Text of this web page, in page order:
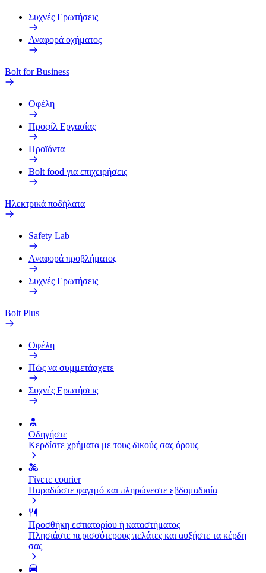
Συχνές Ερωτήσεις
Αναφορά οχήματος
Bolt for Business
Οφέλη
Προφίλ Εργασίας
Προϊόντα
Bolt food για επιχειρήσεις
Ηλεκτρικά ποδήλατα
Safety Lab
Αναφορά προβλήματος
Συχνές Ερωτήσεις
Bolt Plus
Οφέλη
Πώς να συμμετάσχετε
Συχνές Ερωτήσεις
Οδηγήστε
Κερδίστε χρήματα με τους δικούς σας όρους
Γίνετε courier
Παραδώστε φαγητό και πληρώνεστε εβδομαδιαία
Προσθήκη εστιατορίου ή καταστήματος
Πλησιάστε περισσότερους πελάτες και αυξήστε τα κέρδη
σας